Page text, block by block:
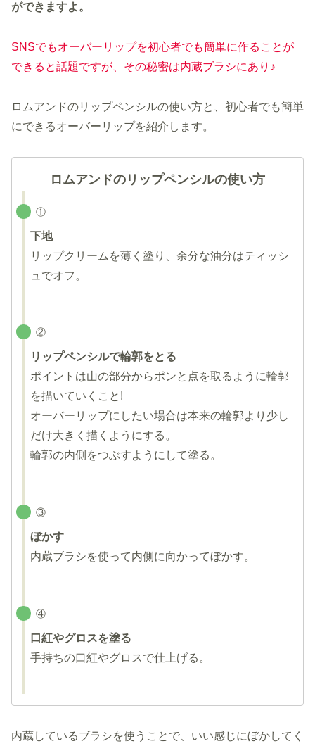
ができますよ。
SNSでもオーバーリップを初心者でも簡単に作ることが
できると話題ですが、その秘密は内蔵ブラシにあり♪
ロムアンドのリップペンシルの使い方と、初心者でも簡単
にできるオーバーリップを紹介します。
ロムアンドのリップペンシルの使い方
①
下地
リップクリームを薄く塗り、余分な油分はティッシ
ュでオフ。
②
リップペンシルで輪郭をとる
ポイントは山の部分からポンと点を取るように輪郭
を描いていくこと!
オーバーリップにしたい場合は本来の輪郭より少し
だけ大きく描くようにする。
輪郭の内側をつぶすようにして塗る。
③
ぼかす
内蔵ブラシを使って内側に向かってぼかす。
④
口紅やグロスを塗る
手持ちの口紅やグロスで仕上げる。
内蔵しているブラシを使うことで、いい感じにぼかしてく